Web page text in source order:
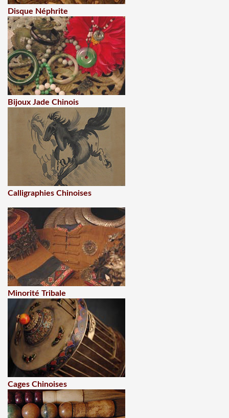
Disque Néphrite
Bijoux Jade Chinois
Calligraphies Chinoises
Minorité Tribale
Cages Chinoises